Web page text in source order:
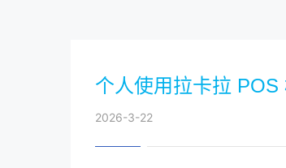
个人使用拉卡拉
2026-3-22